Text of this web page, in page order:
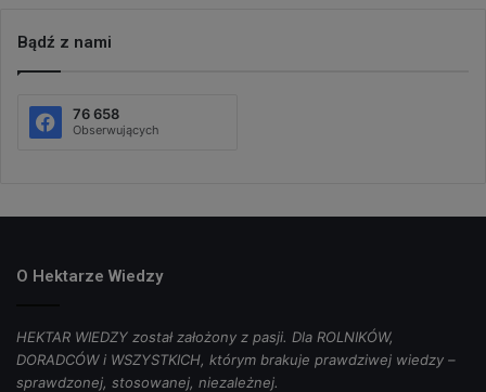
Bądź z nami
76 658
Obserwujących
O Hektarze Wiedzy
HEKTAR WIEDZY został założony z pasji. Dla ROLNIKÓW,
DORADCÓW i WSZYSTKICH, którym brakuje prawdziwej wiedzy –
sprawdzonej, stosowanej, niezależnej.